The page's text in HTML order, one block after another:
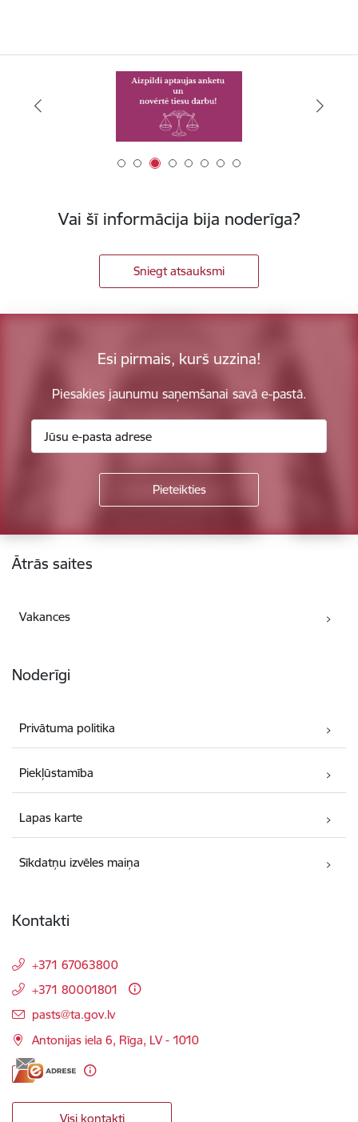
Vai šī informācija bija noderīga?
Sniegt atsauksmi
Esi pirmais, kurš uzzina!
Piesakies jaunumu saņemšanai savā e-pastā.
Kājene
Ātrās saites
Vakances
Noderīgi
Privātuma politika
Piekļūstamība
Lapas karte
Sīkdatņu izvēles maiņa
Kontakti
+371 67063800
+371 80001801
E-pasts:
pasts@ta.gov.lv
Antonijas iela 6, Rīga, LV - 1010
Visi kontakti